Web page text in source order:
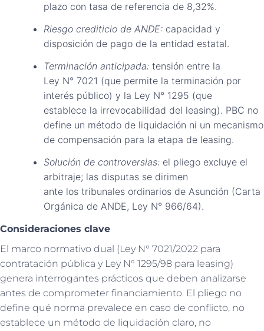
plazo con tasa de referencia de 8,32%.
Riesgo crediticio de ANDE: capacidad y
disposición de pago de la entidad estatal.
Terminación anticipada: tensión entre la
Ley N° 7021 (que permite la terminación por
interés público) y la Ley N° 1295 (que
establece la irrevocabilidad del leasing). PBC no
define un método de liquidación ni un mecanismo
de compensación para la etapa de leasing.
Solución de controversias: el pliego excluye el
arbitraje; las disputas se dirimen
ante los tribunales ordinarios de Asunción (Carta
Orgánica de ANDE, Ley N° 966/64).
Consideraciones clave
El marco normativo dual (Ley N° 7021/2022 para
contratación pública y Ley N° 1295/98 para leasing)
genera interrogantes prácticos que deben analizarse
antes de comprometer financiamiento. El pliego no
define qué norma prevalece en caso de conflicto, no
establece un método de liquidación claro, no